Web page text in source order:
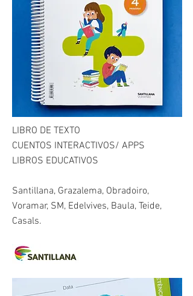
LIBRO DE TEXTO
CUENTOS INTERACTIVOS/ APPS
LIBROS EDUCATIVOS
Santillana, Grazalema, Obradoiro,
Voramar, SM, Edelvives, Baula, Teide,
Casals.